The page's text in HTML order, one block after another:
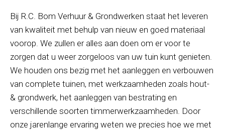
Bij R.C. Bom Verhuur & Grondwerken staat het leveren
van kwaliteit met behulp van nieuw en goed materiaal
voorop. We zullen er alles aan doen om er voor te
zorgen dat u weer zorgeloos van uw tuin kunt genieten.
We houden ons bezig met het aanleggen en verbouwen
van complete tuinen, met werkzaamheden zoals hout-
& grondwerk, het aanleggen van bestrating en
verschillende soorten timmerwerkzaamheden. Door
onze jarenlange ervaring weten we precies hoe we met